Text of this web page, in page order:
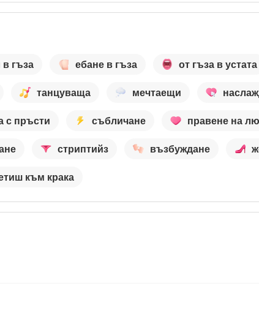
гъза ебане в гъза от гъза в устата
танцуваща мечтаещи
с пръсти събличане правене на
стриптийз възбуждане
към крака